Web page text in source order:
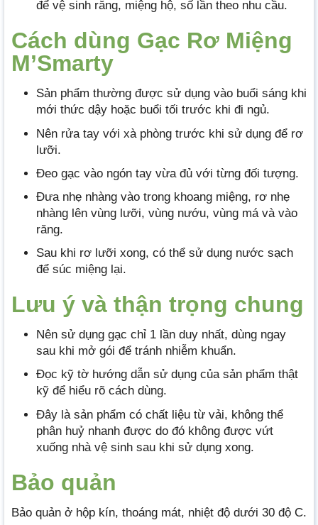
để vệ sinh răng, miệng hộ, số lần theo nhu cầu.
Cách dùng Gạc Rơ Miệng
M’Smarty
Sản phẩm thường được sử dụng vào buổi sáng khi
mới thức dậy hoặc buổi tối trước khi đi ngủ.
Nên rửa tay với xà phòng trước khi sử dụng để rơ
lưỡi.
Đeo gạc vào ngón tay vừa đủ với từng đối tượng.
Đưa nhẹ nhàng vào trong khoang miệng, rơ nhẹ
nhàng lên vùng lưỡi, vùng nướu, vùng má và vào
răng.
Sau khi rơ lưỡi xong, có thể sử dụng nước sạch
để súc miệng lại.
Lưu ý và thận trọng chung
Nên sử dụng gạc chỉ 1 lần duy nhất, dùng ngay
sau khi mở gói để tránh nhiễm khuẩn.
Đọc kỹ tờ hướng dẫn sử dụng của sản phẩm thật
kỹ để hiểu rõ cách dùng.
Đây là sản phẩm có chất liệu từ vải, không thể
phân huỷ nhanh được do đó không được vứt
xuống nhà vệ sinh sau khi sử dụng xong.
Bảo quản
Bảo quản ở hộp kín, thoáng mát, nhiệt độ dưới 30 độ C.